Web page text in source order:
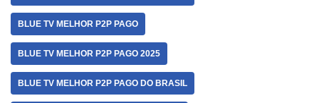
BLUE TV MELHOR P2P PAGO
BLUE TV MELHOR P2P PAGO 2025
BLUE TV MELHOR P2P PAGO DO BRASIL